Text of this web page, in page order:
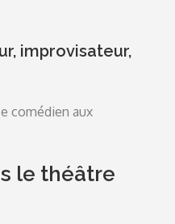
improvisateur,
comédien aux
le théâtre